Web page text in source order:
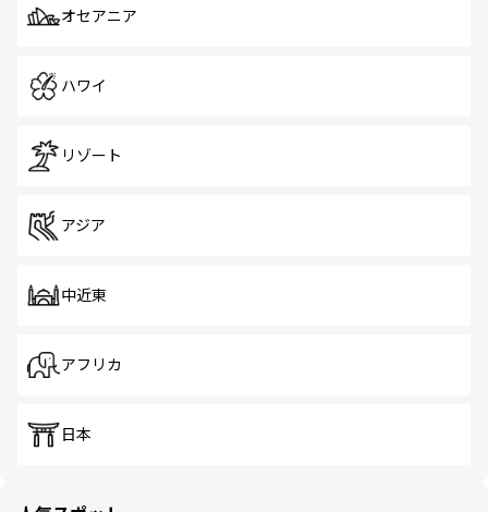
オセアニア
ハワイ
リゾート
アジア
中近東
アフリカ
日本